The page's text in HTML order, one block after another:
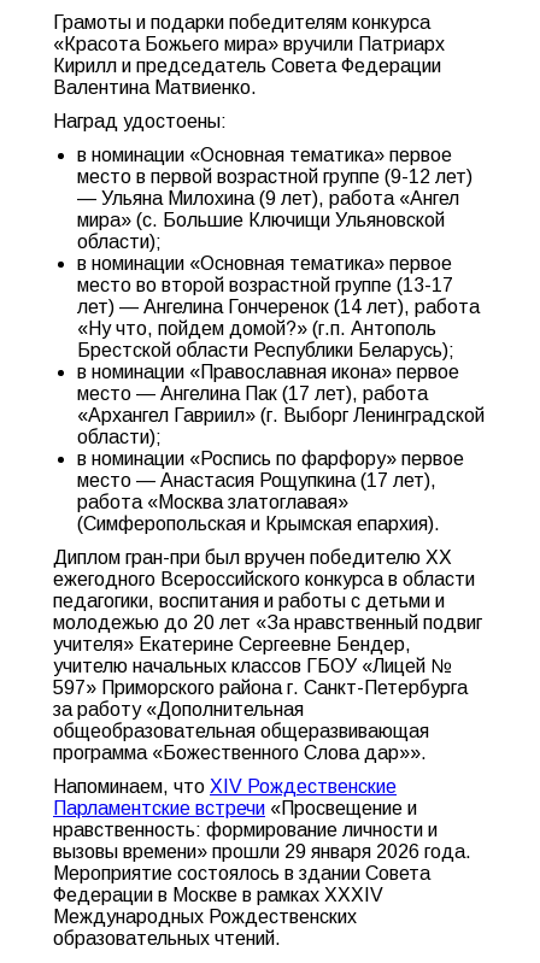
Грамоты и подарки победителям конкурса
«Красота Божьего мира» вручили Патриарх
Кирилл и председатель Совета Федерации
Валентина Матвиенко.
Наград удостоены:
в номинации «Основная тематика» первое
место в первой возрастной группе (9-12 лет)
— Ульяна Милохина (9 лет), работа «Ангел
мира» (с. Большие Ключищи Ульяновской
области);
в номинации «Основная тематика» первое
место во второй возрастной группе (13-17
лет) — Ангелина Гончеренок (14 лет), работа
«Ну что, пойдем домой?» (г.п. Антополь
Брестской области Республики Беларусь);
в номинации «Православная икона» первое
место — Ангелина Пак (17 лет), работа
«Архангел Гавриил» (г. Выборг Ленинградской
области);
в номинации «Роспись по фарфору» первое
место — Анастасия Рощупкина (17 лет),
работа «Москва златоглавая»
(Симферопольская и Крымская епархия).
Диплом гран-при был вручен победителю XХ
ежегодного Всероссийского конкурса в области
педагогики, воспитания и работы с детьми и
молодежью до 20 лет «За нравственный подвиг
учителя» Екатерине Сергеевне Бендер,
учителю начальных классов ГБОУ «Лицей №
597» Приморского района г. Санкт-Петербурга
за работу «Дополнительная
общеобразовательная общеразвивающая
программа «Божественного Слова дар»».
Напоминаем, что XIV Рождественские
Парламентские встречи «Просвещение и
нравственность: формирование личности и
вызовы времени» прошли 29 января 2026 года.
Мероприятие состоялось в здании Совета
Федерации в Москве в рамках XXXIV
Международных Рождественских
образовательных чтений.